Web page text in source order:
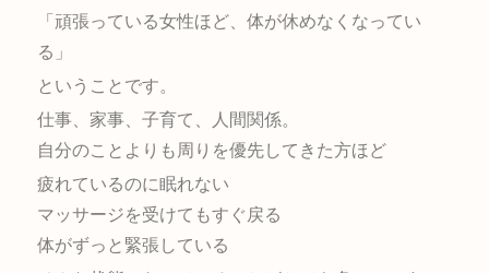
「頑張っている女性ほど、体が休めなくなってい
る」
ということです。
仕事、家事、子育て、人間関係。
自分のことよりも周りを優先してきた方ほど
疲れているのに眠れない
マッサージを受けてもすぐ戻る
体がずっと緊張している